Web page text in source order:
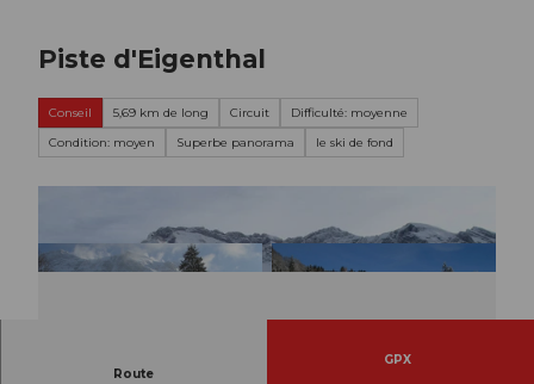
Piste d'Eigenthal
Conseil 5,69 km de long Circuit
Difficulté: moyenne
Condition: moyen
Superbe panorama le ski de fond
Route
GPX